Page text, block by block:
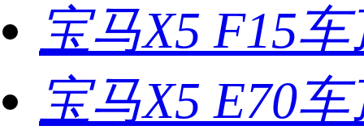
宝马X5 F15
宝马X5 E70